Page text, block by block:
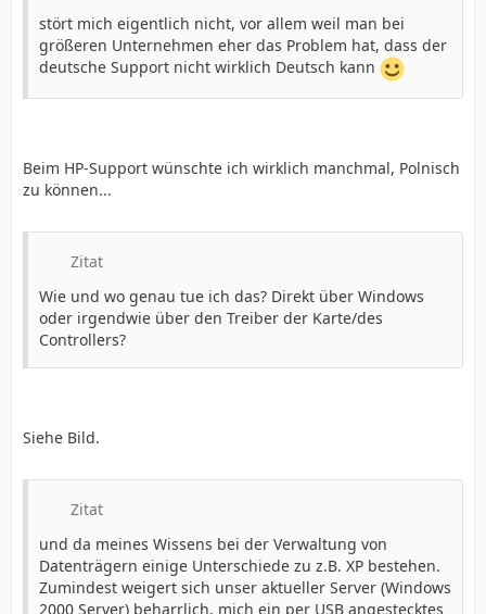
stört mich eigentlich nicht, vor allem weil man bei
größeren Unternehmen eher das Problem hat, dass der
deutsche Support nicht wirklich Deutsch kann
Beim HP-Support wünschte ich wirklich manchmal, Polnisch
zu können...
Zitat
Wie und wo genau tue ich das? Direkt über Windows
oder irgendwie über den Treiber der Karte/des
Controllers?
Siehe Bild.
Zitat
und da meines Wissens bei der Verwaltung von
Datenträgern einige Unterschiede zu z.B. XP bestehen.
Zumindest weigert sich unser aktueller Server (Windows
2000 Server) beharrlich, mich ein per USB angestecktes